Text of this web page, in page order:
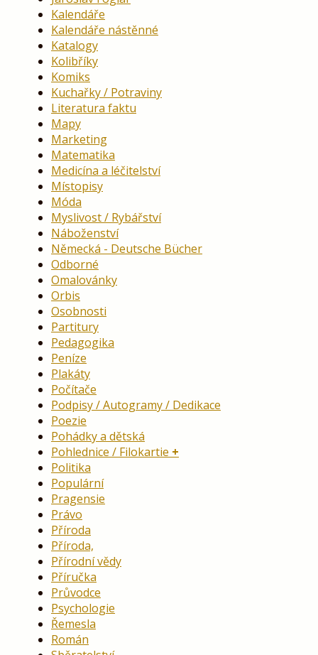
Kalendáře
Kalendáře nástěnné
Katalogy
Kolibříky
Komiks
Kuchařky / Potraviny
Literatura faktu
Mapy
Marketing
Matematika
Medicína a léčitelství
Místopisy
Móda
Myslivost / Rybářství
Náboženství
Německá - Deutsche Bücher
Odborné
Omalovánky
Orbis
Osobnosti
Partitury
Pedagogika
Peníze
Plakáty
Počítače
Podpisy / Autogramy / Dedikace
Poezie
Pohádky a dětská
Pohlednice / Filokartie
Politika
Populární
Pragensie
Právo
Příroda
Příroda,
Přírodní vědy
Příručka
Průvodce
Psychologie
Řemesla
Román